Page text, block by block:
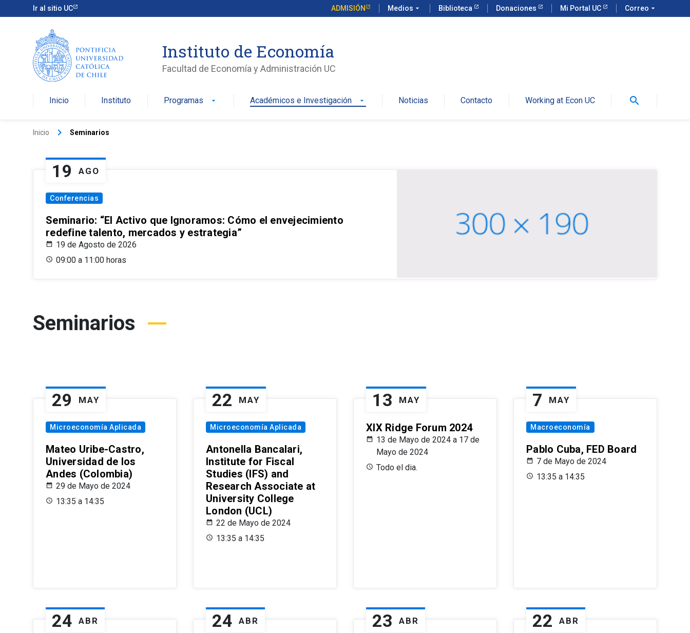
Ir al sitio UC ADMISIÓN Medios arrow_drop_down Biblioteca Donaciones Mi Portal UC Correo arrow_drop_down
Instituto de Economía
Facultad de Economía y Administración UC
Inicio Instituto Programas arrow_drop_down Académicos e Investigación arrow_drop_down Noticias Contacto Working at Econ UC search
Inicio keyboard_arrow_right Seminarios
19 AGO
Conferencias
Seminario: “El Activo que Ignoramos: Cómo el envejecimiento
redefine talento, mercados y estrategia”
19 de Agosto de 2026
09:00 a 11:00 horas
Seminarios
29 MAY
Microeconomía Aplicada
Mateo Uribe-Castro,
Universidad de los
Andes (Colombia)
29 de Mayo de 2024
13:35 a 14:35
22 MAY
Microeconomía Aplicada
Antonella Bancalari,
Institute for Fiscal
Studies (IFS) and
Research Associate at
University College
London (UCL)
22 de Mayo de 2024
13:35 a 14:35
13 MAY
XIX Ridge Forum 2024
13 de Mayo de 2024 a 17 de
Mayo de 2024
Todo el dia.
7 MAY
Macroeconomía
Pablo Cuba, FED Board
7 de Mayo de 2024
13:35 a 14:35
24 ABR 24 ABR 23 ABR 22 ABR